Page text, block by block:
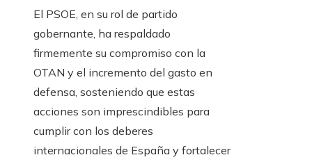
El PSOE, en su rol de partido
gobernante, ha respaldado
firmemente su compromiso con la
OTAN y el incremento del gasto en
defensa, sosteniendo que estas
acciones son imprescindibles para
cumplir con los deberes
internacionales de España y fortalecer